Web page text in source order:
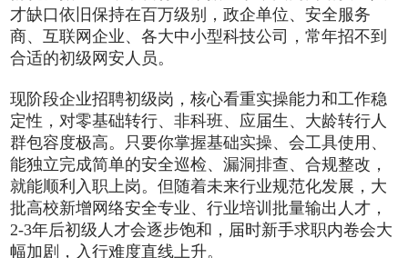
才缺口依旧保持在百万级别，政企单位、安全服务
商、互联网企业、各大中小型科技公司，常年招不到
合适的初级网安人员。
现阶段企业招聘初级岗，核心看重实操能力和工作稳
定性，对零基础转行、非科班、应届生、大龄转行人
群包容度极高。只要你掌握基础实操、会工具使用、
能独立完成简单的安全巡检、漏洞排查、合规整改，
就能顺利入职上岗。但随着未来行业规范化发展，大
批高校新增网络安全专业、行业培训批量输出人才，
2-3年后初级人才会逐步饱和，届时新手求职内卷会大
幅加剧，入行难度直线上升。